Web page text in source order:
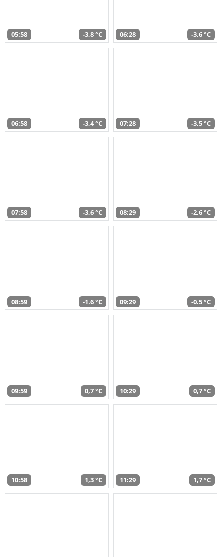
05:58 -3,8 °C 06:28 -3,6 °C
06:58 -3,4 °C 07:28 -3,5 °C
07:58 -3,6 °C 08:29 -2,6 °C
08:59 -1,6 °C 09:29 -0,5 °C
09:59 0,7 °C 10:29 0,7 °C
10:58 1,3 °C 11:29 1,7 °C